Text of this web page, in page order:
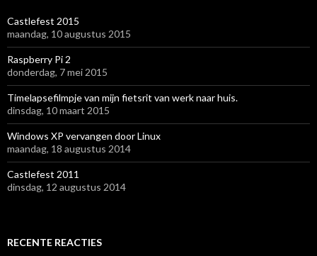
a
a
r
:
Castlefest 2015
maandag, 10 augustus 2015
Raspberry Pi 2
donderdag, 7 mei 2015
Timelapsefilmpje van mijn fietsrit van werk naar huis.
dinsdag, 10 maart 2015
Windows XP vervangen door Linux
maandag, 18 augustus 2014
Castlefest 2011
dinsdag, 12 augustus 2014
RECENTE REACTIES